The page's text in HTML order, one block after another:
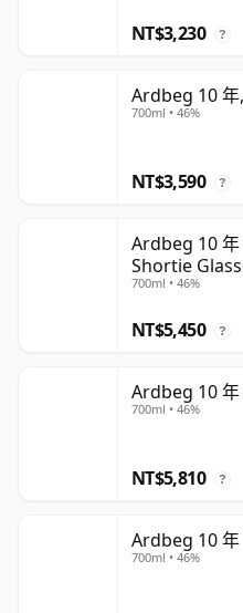
NT$3,230 ?
Ardbeg 10
700ml • 46%
NT$3,590 ?
Ardbeg 10
Shortie
700ml • 46%
NT$5,450 ?
Ardbeg 10
700ml • 46%
NT$5,810 ?
Ardbeg 10
700ml • 46%